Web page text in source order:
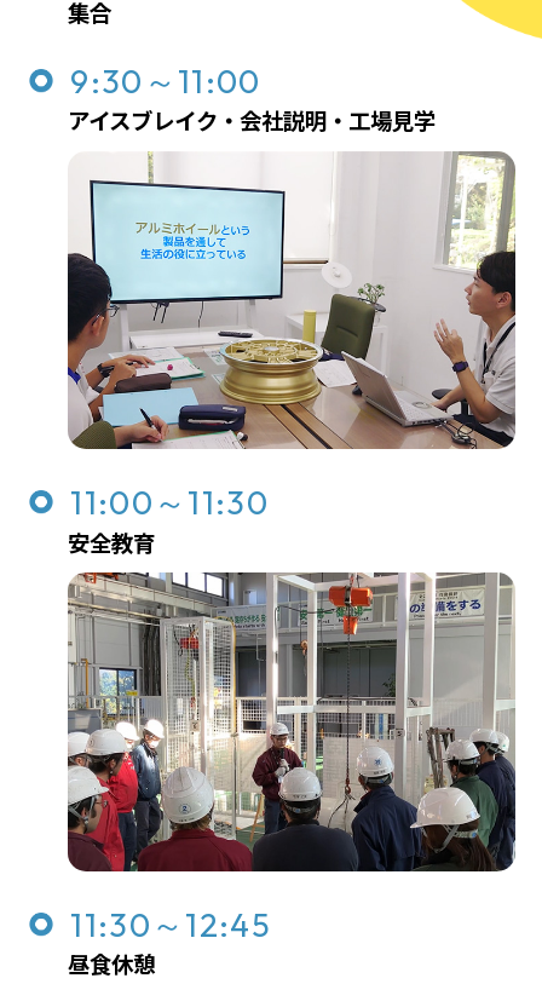
集合
9:30～11:00
アイスブレイク・会社説明・工場見学
11:00～11:30
安全教育
11:30～12:45
昼食休憩